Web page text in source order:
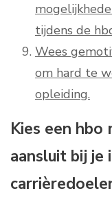
tijdens de
Wees
om hard te
opleiding.
Kies een
aansluit bij je